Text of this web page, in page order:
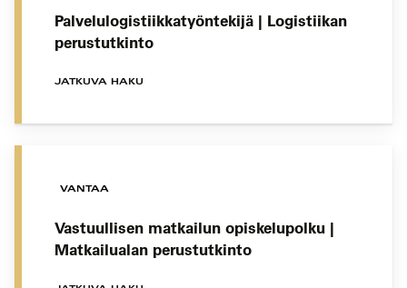
Palvelulogistiikkatyöntekijä | Logistiikan
perustutkinto
JATKUVA HAKU
VANTAA
Vastuullisen matkailun opiskelupolku |
Matkailualan perustutkinto